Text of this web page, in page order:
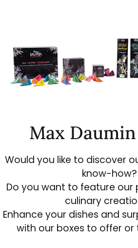
Max
Would you like to discover
know-how?
Do you want to feature our
culinary
Enhance your dishes and
with our boxes to offer or